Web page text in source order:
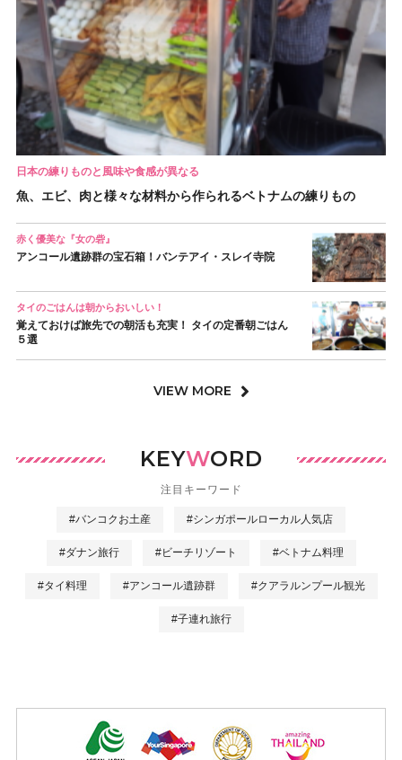
日本の練りものと風味や食感が異なる
魚、エビ、肉と様々な材料から作られるベトナムの練りもの
赤く優美な『女の砦』
アンコール遺跡群の宝石箱！バンテアイ・スレイ寺院
タイのごはんは朝からおいしい！
覚えておけば旅先での朝活も充実！ タイの定番朝ごはん
５選
VIEW MORE
KEYWORD
注目キーワード
#バンコクお土産 #シンガポールローカル人気店
#ダナン旅行 #ビーチリゾート #ベトナム料理
#タイ料理 #アンコール遺跡群 #クアラルンプール観光
#子連れ旅行